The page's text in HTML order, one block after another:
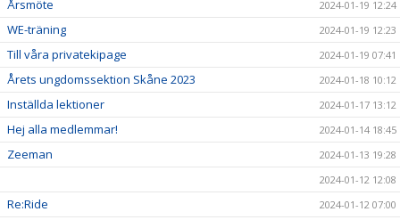
Årsmöte 2024-01-19 12:24
WE-träning 2024-01-19 12:23
Till våra privatekipage 2024-01-19 07:41
Årets ungdomssektion Skåne 2023 2024-01-18 10:12
Inställda lektioner 2024-01-17 13:12
Hej alla medlemmar! 2024-01-14 18:45
Zeeman
2024-01-13 19:28
2024-01-12 12:08
Re:Ride 2024-01-12 07:00